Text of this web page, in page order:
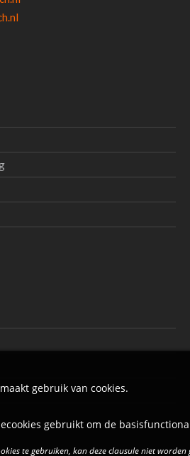
gebruik van cookies.
gebruikt om de
te gebruiken, kan deze clausule niet worden